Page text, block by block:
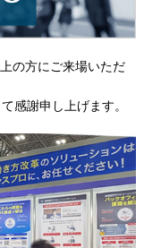
の方にご来場いただ
感謝申し上げます。